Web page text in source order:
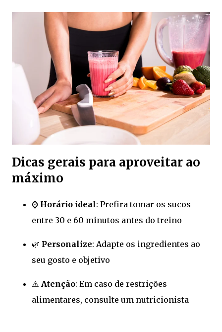
Dicas gerais para aproveitar ao
máximo
⌚ Horário ideal: Prefira tomar os sucos
entre 30 e 60 minutos antes do treino
🌿 Personalize: Adapte os ingredientes ao
seu gosto e objetivo
⚠️ Atenção: Em caso de restrições
alimentares, consulte um nutricionista